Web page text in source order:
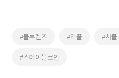
#블록렌즈 #리플 #서클
#스테이블코인